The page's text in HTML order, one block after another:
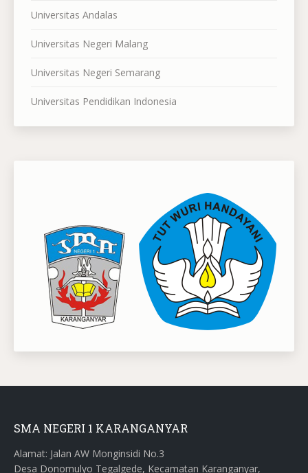
Universitas Andalas
Universitas Negeri Malang
Universitas Negeri Semarang
Universitas Pendidikan Indonesia
SMA NEGERI 1 KARANGANYAR
Alamat: Jalan AW Monginsidi No.3
Desa Donomulyo Tegalgede, Kecamatan Karanganyar,